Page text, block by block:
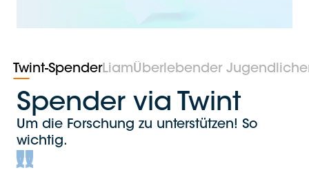
Twint-SpenderLiamÜberlebender
Spender via Twint
Um die Forschung zu unterstützen! So
wichtig.